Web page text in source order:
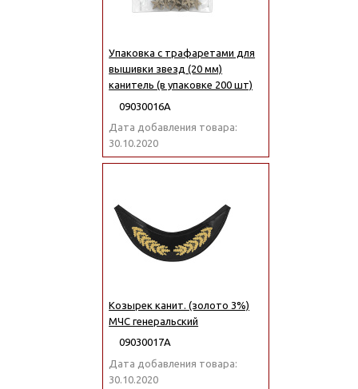
Упаковка с трафаретами для
вышивки звезд (20 мм)
канитель (в упаковке 200 шт)
09030016А
Дата добавления товара:
30.10.2020
Козырек канит. (золото 3%)
МЧС генеральский
09030017А
Дата добавления товара:
30.10.2020